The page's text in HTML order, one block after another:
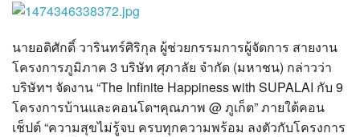
นายอดิศักดิ์ วารินทร์ศิริกุล ผู้ช่วยกรรมการผู้จัดการ สายงาน
โครงการภูมิภาค 3 บริษัท ศุภาลัย จำกัด (มหาชน) กล่าวว่า
บริษัทฯ จัดงาน “The Infinite Happiness with SUPALAI กับ 9
โครงการบ้านและคอนโดฯคุณภาพ @ ภูเก็ต” ภายใต้คอน
เช็ปต์ “ความสุขไม่รู้จบ ครบทุกความพร้อม ลงตัวกับโครงการ